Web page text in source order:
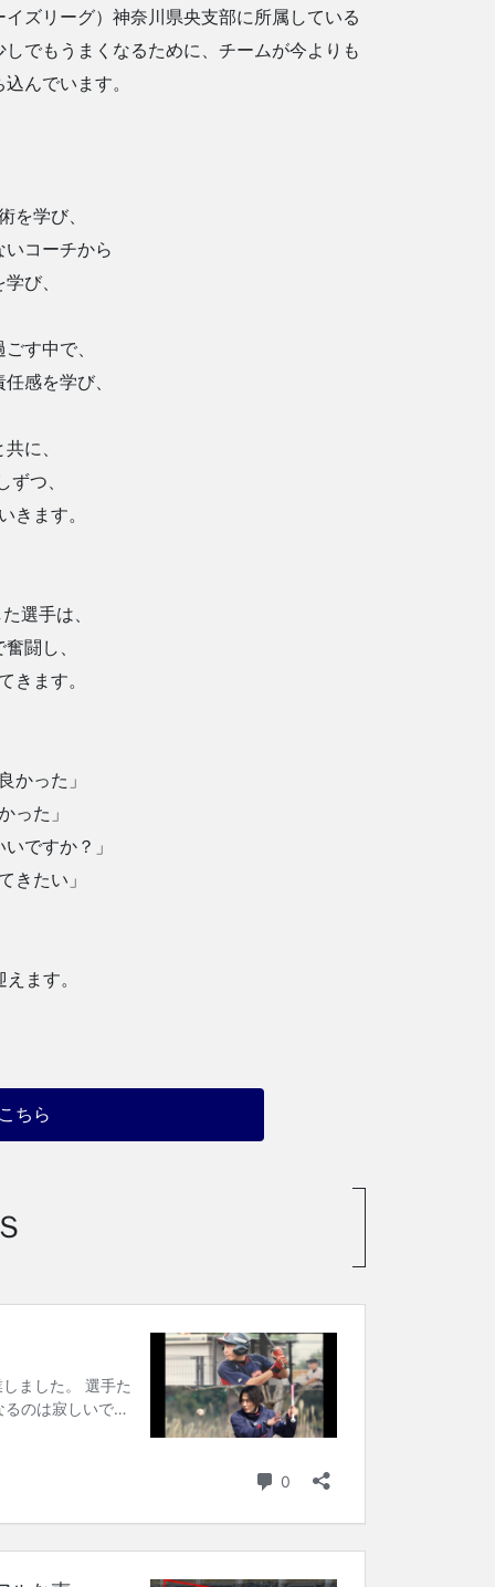
ズリーグ）神奈川県央支部に所属している
でもうまくなるために、チームが今よりも
んでいます。
を学び、
コーチから
び、
す中で、
感を学び、
に、
ずつ、
きます。
選手は、
闘し、
きます。
かった」
った」
ですか？」
きたい」
ます。
ちら